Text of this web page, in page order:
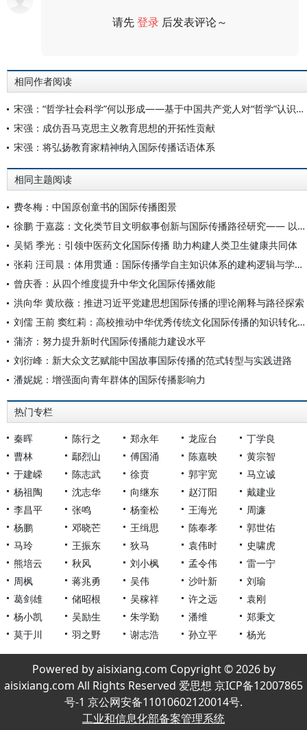
请先登录 后发表评论～
相同作者阅读
宋强：“哲学社会科学”何以形成——基于中国共产党人对“哲学”认识的深化(1919—1966)
宋强：成仿吾马克思主义教育思想的开拓性贡献
宋强：将弘扬教育家精神纳入国际传播话语体系
相同主题阅读
费冬梅：中国原创童书的国际传播图景
徐鹏 于嘉蕊：文化类节目文明叙事创新与国际传播路径研究—— 以《遇鉴文明》第二季为例
吴韬 季光：引领中医药文化国际传播 助力构建人类卫生健康共同体
张莉 汪司晨：体用贯通：国际传播学自主知识体系的建构逻辑与学科交叉进路
曾庆香：从四个维度提升中华文化国际传播效能
洪向华 黄欣薇：推进习近平党建思想国际传播的理论阐释与路径探索
刘儒 王前 窦红莉：高校推动中华优秀传统文化国际传播的知识转化路径
蒲济：努力提升新时代国际传播能力建设水平
刘衍峰：新大众文艺赋能中国故事国际传播的范式转型与实践进路
潘妮妮：增强面向青年群体的国际传播影响力
热门专栏
秦晖 陈行之 郑永年 龙应台
丁学良
曹林
鄢烈山 傅国涌 陈嘉映
黄宗智
于建嵘
陈志武 徐贲 郭宇宽
马立诚
杨祖陶
沈志华 向继东 赵汀阳
戴建业
李昌平
张鸣 杨奎松 王海光
周濂
杨鹏
邓晓芒 王缉思 陈奉孝
郭世佑
马玲
王振东 狄马 袁伟时
史啸虎
熊培云
秋风 刘小枫 孟令伟
雷一宁
周枫
蒋兆勇 吴伟 沙叶新
刘瑜
葛剑雄
储昭根 吴稼祥 许之远
袁刚
杨小凯
吴励生 朱学勤 潘维
郑秉文
莫于川
羽之野 谢志浩 孙立平 杨光
Powered by aisixiang.com Copyright © 2026 by
aisixiang.com All Rights Reserved 爱思想 京ICP备12007865
号-1 京公网安备11010602120014号.
工业和信息化部备案管理系统